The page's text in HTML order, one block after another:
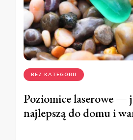
BEZ KATEGORII
Poziomice laserowe —
najlepszą do domu i